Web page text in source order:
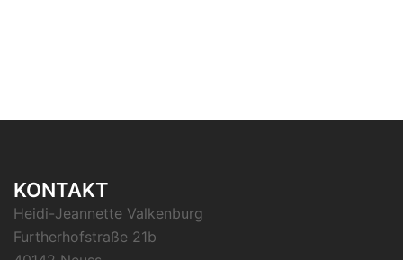
KONTAKT
Heidi-Jeannette Valkenburg
Furtherhofstraße 21b